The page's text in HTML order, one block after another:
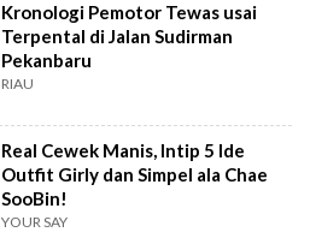
Kronologi Pemotor Tewas usai
Terpental di Jalan Sudirman
Pekanbaru
RIAU
Real Cewek Manis, Intip 5 Ide
Outfit Girly dan Simpel ala Chae
SooBin!
YOUR SAY